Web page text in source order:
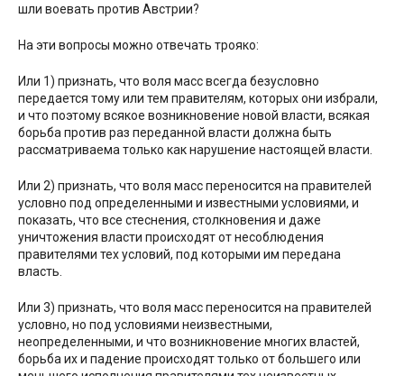
шли воевать против Австрии?
На эти вопросы можно отвечать трояко:
Или 1) признать, что воля масс всегда безусловно
передается тому или тем правителям, которых они избрали,
и что поэтому всякое возникновение новой власти, всякая
борьба против раз переданной власти должна быть
рассматриваема только как нарушение настоящей власти.
Или 2) признать, что воля масс переносится на правителей
условно под определенными и известными условиями, и
показать, что все стеснения, столкновения и даже
уничтожения власти происходят от несоблюдения
правителями тех условий, под которыми им передана
власть.
Или 3) признать, что воля масс переносится на правителей
условно, но под условиями неизвестными,
неопределенными, и что возникновение многих властей,
борьба их и падение происходят только от большего или